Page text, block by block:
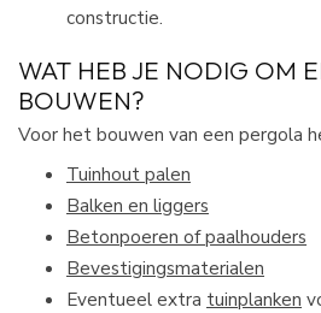
constructie.
WAT HEB JE NODIG OM
BOUWEN?
Voor het bouwen van een pergola
Tuinhout palen
Balken en liggers
Betonpoeren of paalhouders
Bevestigingsmaterialen
Eventueel extra tuinplanken